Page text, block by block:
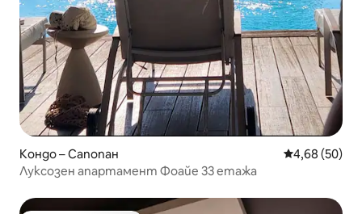
Кондо – Сапопан Средна
4,68 (50)
Луксозен апартамент Фоайе 33 етажа